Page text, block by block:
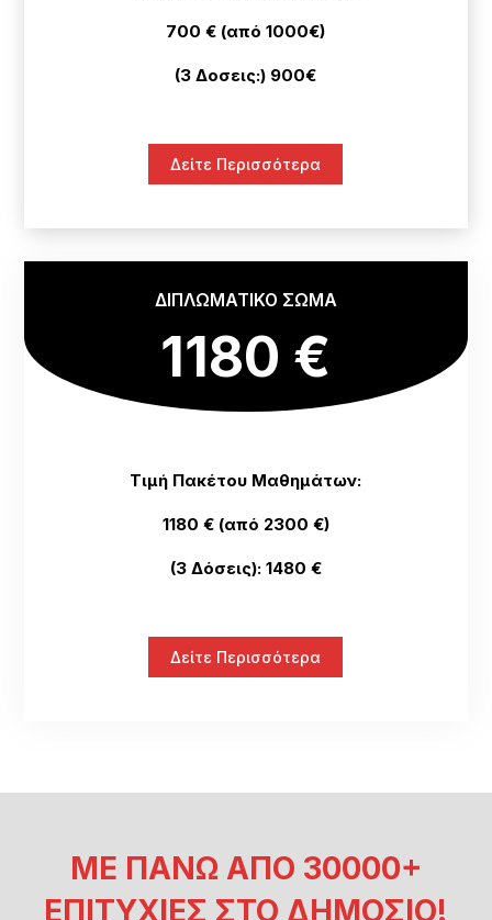
700 € (από 1000€)
(3 Δοσεις:) 900€
Δείτε Περισσότερα
ΔΙΠΛΩΜΑΤΙΚΟ ΣΩΜΑ
1180 €
Τιμή Πακέτου Μαθημάτων:
1180 € (από 2300 €)
(3 Δόσεις): 1480 €
Δείτε Περισσότερα
ΜΕ ΠΑΝΩ ΑΠΟ 30000+
ΕΠΙΤΥΧΙΕΣ ΣΤΟ ΔΗΜΟΣΙΟ!